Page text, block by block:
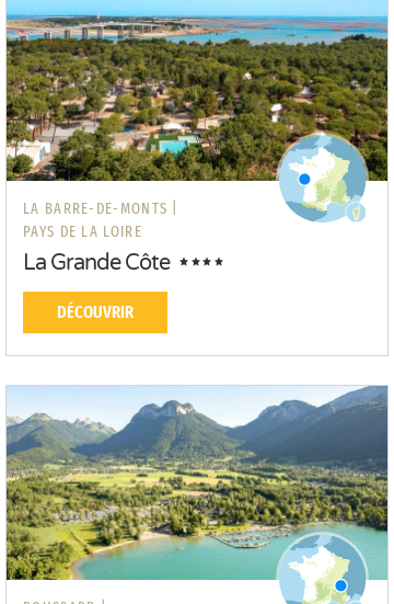
LA BARRE-DE-MONTS |
PAYS DE LA LOIRE
La Grande Côte
DÉCOUVRIR